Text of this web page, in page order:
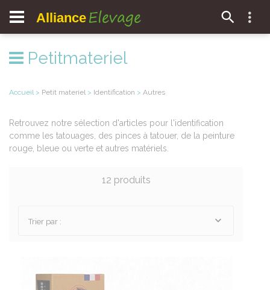
Alliance Elevage
Petitmateriel
Accueil > Petit materiel > Identification > Autres
Retrouvez notre sélection d'articles pour l'identification
comme les tatouages, des pinces à tatouer, de la peinture
rouge, bleue ou verte et autres matériels.
12 produits
Trier par :